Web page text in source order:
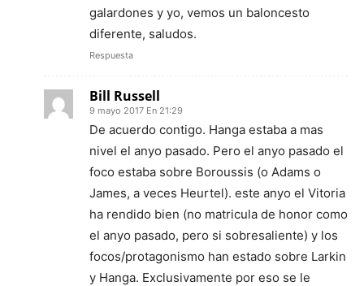
galardones y yo, vemos un baloncesto
diferente, saludos.
Respuesta
Bill Russell
9 mayo 2017 En 21:29
De acuerdo contigo. Hanga estaba a mas
nivel el anyo pasado. Pero el anyo pasado el
foco estaba sobre Boroussis (o Adams o
James, a veces Heurtel). este anyo el Vitoria
ha rendido bien (no matricula de honor como
el anyo pasado, pero si sobresaliente) y los
focos/protagonismo han estado sobre Larkin
y Hanga. Exclusivamente por eso se le